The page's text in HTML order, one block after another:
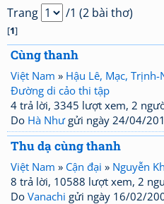
Trang /1 (2 bài thơ)
[1]
Cùng thanh
Việt Nam » Hậu Lê, Mạc, Trịnh-
Đường di cảo thi tập
4 trả lời, 3345 lượt xem, 2
Do Hà Nhưgửi ngày 24/04/
Thu dạ cùng thanh
Việt Nam » Cận đại » Nguyễn
8 trả lời, 10588 lượt xem, 2
Do Vanachi gửi ngày 16/02/